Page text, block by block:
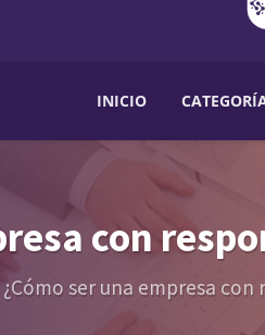
INICIO
con
¿Cómo ser una empresa